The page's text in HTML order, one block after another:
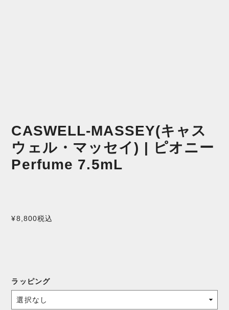
CASWELL-MASSEY(キャス
ウェル・マッセイ) | ピオニー
Perfume 7.5mL
¥8,800税込
ラッピング